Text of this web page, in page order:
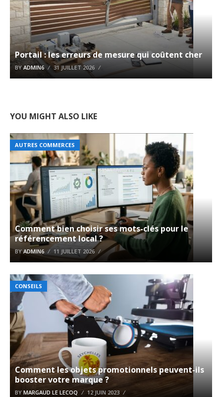
Portail : les erreurs de mesure qui coûtent cher
BY ADMIN6 31 JUILLET 2026
YOU MIGHT ALSO LIKE
AUTRES COMMERCES
Comment bien choisir ses mots-clés pour le
référencement local ?
BYADMIN6 11 JUILLET 2026
CONSEILS
Comment les objets promotionnels peuvent-ils
booster votre marque ?
BY MARGAUD LE LECOQ 12 JUIN 2023